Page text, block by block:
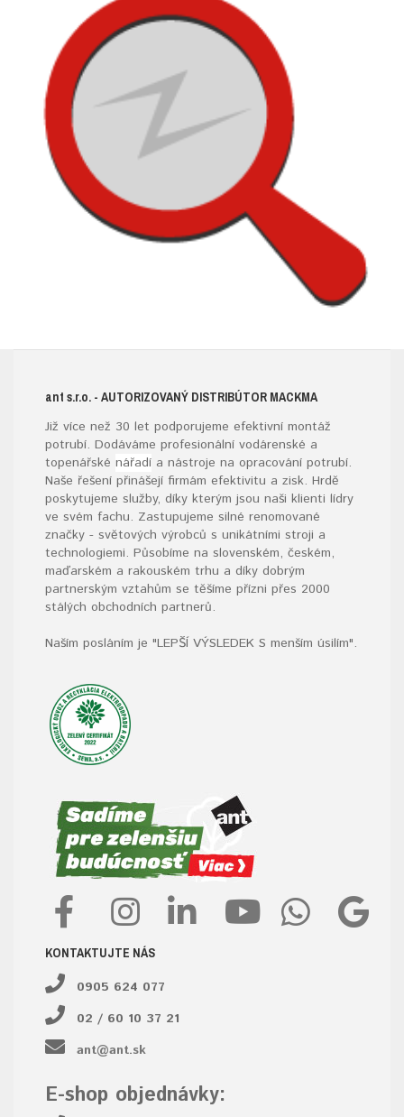
ant s.r.o. - AUTORIZOVANÝ DISTRIBÚTOR MACKMA
Již více než 30 let podporujeme efektivní montáž
potrubí. Dodáváme profesionální vodárenské a
topenářské nářadí a nástroje na opracování potrubí.
Naše řešení přinášejí firmám efektivitu a zisk. Hrdě
poskytujeme služby, díky kterým jsou naši klienti lídry
ve svém fachu. Zastupujeme silné renomované
značky - světových výrobců s unikátními stroji a
technologiemi. Působíme na slovenském, českém,
maďarském a rakouském trhu a díky dobrým
partnerským vztahům se těšíme přízni přes 2000
stálých obchodních partnerů.
Naším posláním je "LEPŠÍ VÝSLEDEK S menším úsilím".
KONTAKTUJTE NÁS
0905 624 077
02 / 60 10 37 21
ant@ant.sk
E-shop objednávky: